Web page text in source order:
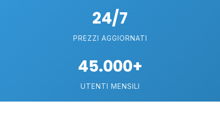
24/7
PREZZI AGGIORNATI
45.000+
UTENTI MENSILI